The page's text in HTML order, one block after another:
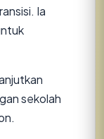
Ia
sekolah